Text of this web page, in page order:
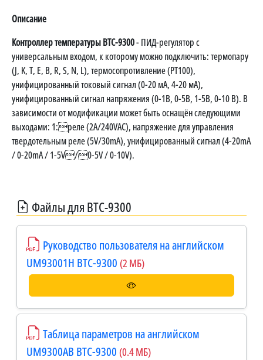
Описание
Контроллер температуры BTC-9300- ПИД-регулятор с
универсальным входом, к которому можно подключить: термопару
(J, K, T, E, B, R, S, N, L), термосопротивление (PT100),
унифицированный токовый сигнал (0-20 мА, 4-20 мА),
унифицированный сигнал напряжения (0-1В, 0-5В, 1-5В, 0-10 В). В
зависимости от модификации может быть оснащён следующими
выходами: 1:реле (2A/240VAC), напряжение для управления
твердотельным реле (5V/30mA), унифицированный сигнал (4-20mA
/ 0-20mA / 1-5V/0-5V / 0-10V).
Файлы для BTC-9300
Руководство пользователя на английском
UM93001H BTC-9300 (2 МБ)
Таблица параметров на английском
UM9300AB BTC-9300 (0.4 МБ)